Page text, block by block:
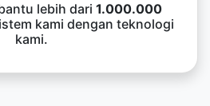
lebih dari 1.000.000
kami dengan teknologi
kami.